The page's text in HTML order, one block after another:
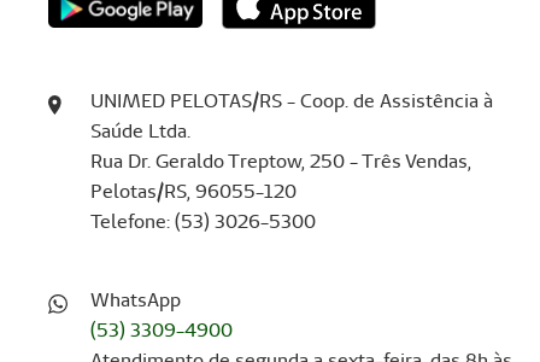
UNIMED PELOTAS/RS - Coop. de Assistência à
Saúde Ltda.
Rua Dr. Geraldo Treptow, 250 - Três Vendas,
Pelotas/RS, 96055-120
Telefone: (53) 3026-5300
WhatsApp
(53) 3309-4900